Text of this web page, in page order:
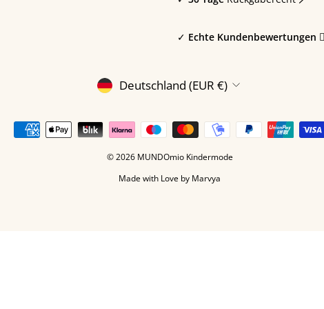
✓ Echte Kundenbewertungen
WÄHRUNG
Deutschland (EUR €)
© 2026 MUNDOmio Kindermode
Made with Love by Marvya